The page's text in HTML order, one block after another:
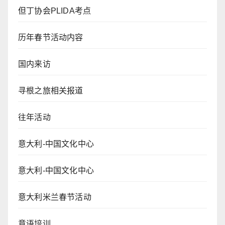
但丁协会PLIDA考点
历年春节活动内容
国内来访
寻根之旅相关报道
往年活动
意大利-中国文化中心
意大利-中国文化中心
意大利米兰春节活动